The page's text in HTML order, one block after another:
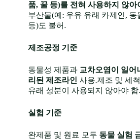
품, 꿀 등)를 전혀 사용하지 않아
부산물(예: 우유 유래 카제인, 동
등)도 불허.
제조공정 기준
동물성 제품과 교차오염이 일어
리된 제조라인 사용.제조 및 세
유래 성분이 사용되지 않아야 함.
실험 기준
완제품 및 원료 모두 동물 실험